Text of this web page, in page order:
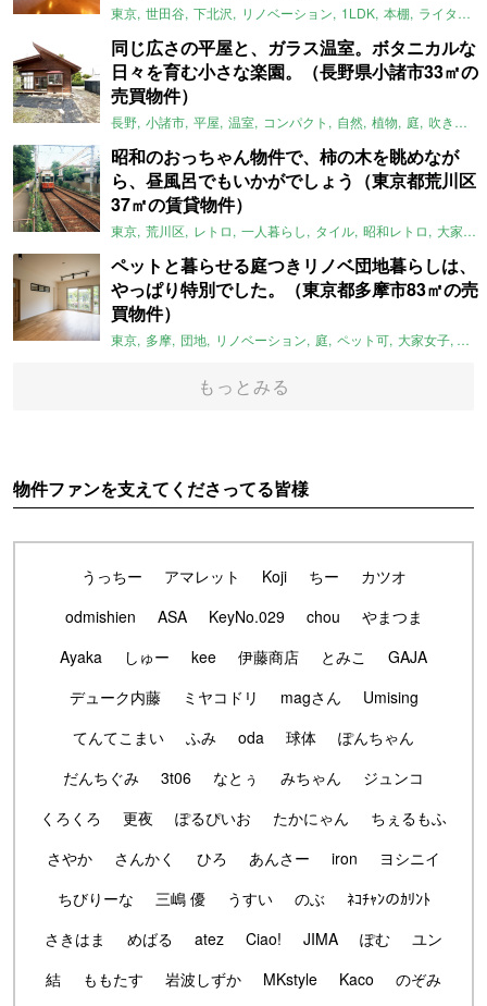
東京 世田谷 下北沢 リノベーション 1LDK 本棚 ライター：ほしりょうこ
同じ広さの平屋と、ガラス温室。ボタニカルな
日々を育む小さな楽園。（長野県小諸市33㎡の
売買物件）
長野 小諸市 平屋 温室 コンパクト 自然 植物 庭 吹き抜け
昭和のおっちゃん物件で、柿の木を眺めなが
ら、昼風呂でもいかがでしょう（東京都荒川区
37㎡の賃貸物件）
東京 荒川区 レトロ 一人暮らし タイル 昭和レトロ 大家女子
ペットと暮らせる庭つきリノベ団地暮らしは、
やっぱり特別でした。（東京都多摩市83㎡の売
買物件）
東京 多摩 団地 リノベーション 庭 ペット可 大家女子 団
もっとみる
物件ファンを支えてくださってる皆様
うっちー アマレット Koji ちー
カツオ
odmishien
ASA KeyNo.029 chou
やまつま
Ayaka
しゅー kee 伊藤商店 とみこ
GAJA
デューク内藤
ミヤコドリ magさん
Umising
てんてこまい
ふみ oda 球体
ぽんちゃん
だんちぐみ
3t06 なとぅ みちゃん
ジュンコ
くろくろ
更夜 ぽるぴいお たかにゃん
ちぇるもふ
さやか
さんかく ひろ あんさー iron
ヨシニイ
ちびりーな
三嶋 優 うすい のぶ
ﾈｺﾁｬﾝのｶﾘﾝﾄ
さきはま
めばる atez Ciao! JIMA ぽむ
ユン
結
ももたす 岩波しずか MKstyle Kaco
のぞみ